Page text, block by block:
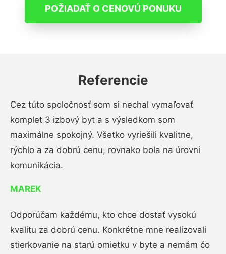
POŽIADAŤ O CENOVÚ PONUKU
Referencie
Cez túto spoločnosť som si nechal vymaľovať
komplet 3 izbový byt a s výsledkom som
maximálne spokojný. Všetko vyriešili kvalitne,
rýchlo a za dobrú cenu, rovnako bola na úrovni
komunikácia.
MAREK
Odporúčam každému, kto chce dostať vysokú
kvalitu za dobrú cenu. Konkrétne mne realizovali
stierkovanie na starú omietku v byte a nemám čo